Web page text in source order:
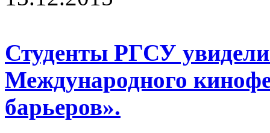
Студенты РГСУ
Международного
барьеров».